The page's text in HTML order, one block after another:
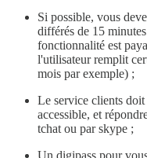
Si possible, vous
différés de 15
fonctionnalité est
l'utilisateur remplit
mois par exemple) ;
Le service clients
accessible, et
tchat ou par skype ;
Un digipass pour